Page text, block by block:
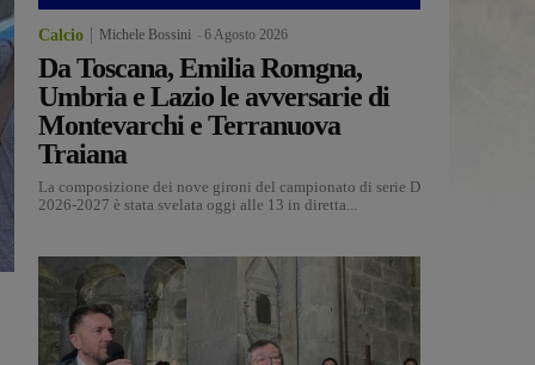
Calcio Michele Bossini 6 Agosto 2026
Da Toscana, Emilia Romgna,
Umbria e Lazio le avversarie di
Montevarchi e Terranuova
Traiana
La composizione dei nove gironi del campionato di serie D
2026-2027 è stata svelata oggi alle 13 in diretta...